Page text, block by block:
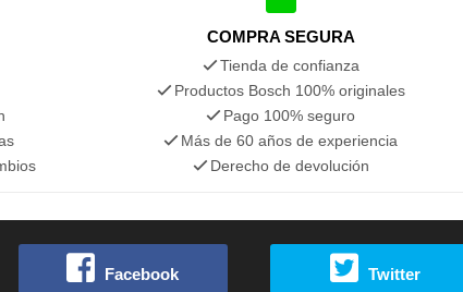
COMPRA SEGURA
Tienda de confianza
Productos Bosch 100% originales
Pago 100% seguro
Más de 60 años de experiencia
Derecho de devolución
Facebook Twitter